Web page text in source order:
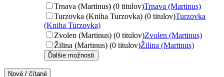
Trnava (Martinus) (0 titulov)Trnava (Martinus)
Turzovka (Kniha Turzovka) (0 titulov)Turzovka
(Kniha Turzovka)
Zvolen (Martinus) (0 titulov)Zvolen (Martinus)
Žilina (Martinus) (0 titulov)Žilina (Martinus)
Ďalšie možnosti
Nové / čítané